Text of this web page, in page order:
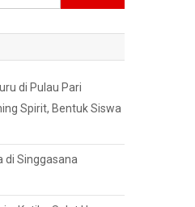
untuk:
di Pulau Pari
Spirit, Bentuk Siswa
di Singgasana